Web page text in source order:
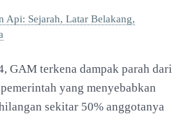
Api: Sejarah, Latar Belakang,
GAM terkena dampak parah dari
yang menyebabkan
sekitar 50% anggotanya